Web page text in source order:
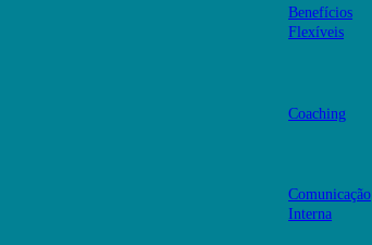
Benefícios
Flexíveis
Coaching
Comunicação
Interna